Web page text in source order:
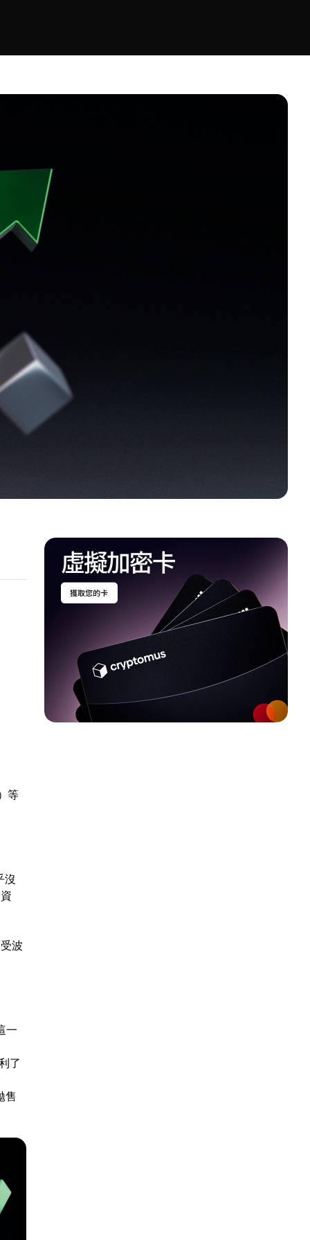
等
沒
波
一
了
售